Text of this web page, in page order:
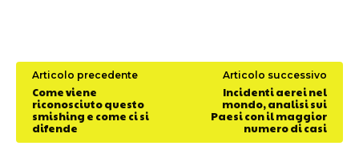
Articolo precedente
Come viene
riconosciuto questo
smishing e come ci si
difende
Articolo successivo
Incidenti aerei nel
mondo, analisi sui
Paesi con il maggior
numero di casi